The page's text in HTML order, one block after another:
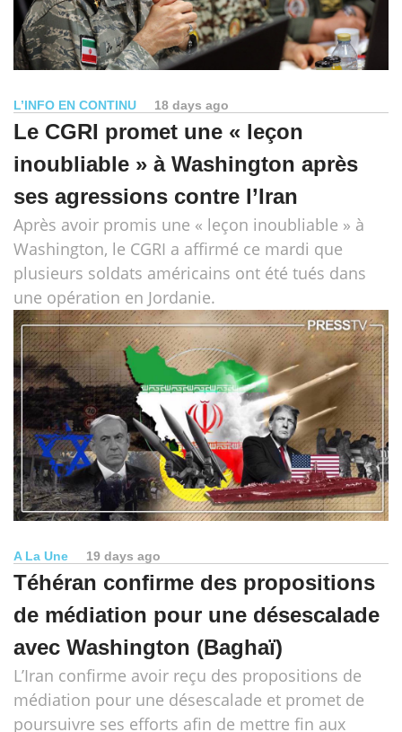
L’INFO EN CONTINU 18 days ago
Le CGRI promet une « leçon
inoubliable » à Washington après
ses agressions contre l’Iran
Après avoir promis une « leçon inoubliable » à
Washington, le CGRI a affirmé ce mardi que
plusieurs soldats américains ont été tués dans
une opération en Jordanie.
A La Une 19 days ago
Téhéran confirme des propositions
de médiation pour une désescalade
avec Washington (Baghaï)
L’Iran confirme avoir reçu des propositions de
médiation pour une désescalade et promet de
poursuivre ses efforts afin de mettre fin aux